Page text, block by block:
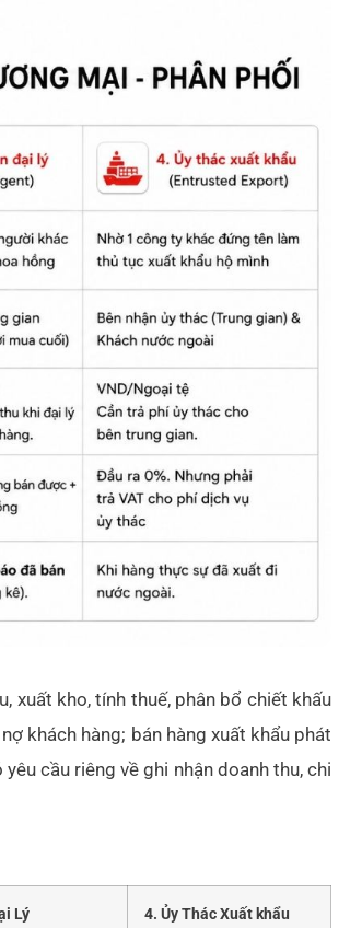
xuất kho, tính thuế, phân bổ chiết khấu
khách hàng; bán hàng xuất khẩu phát
cầu riêng về ghi nhận doanh thu, chi
Lý 4. Ủy Thác Xuất khẩu